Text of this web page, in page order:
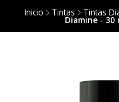
Inicio Tintas Tintas
Diamine -